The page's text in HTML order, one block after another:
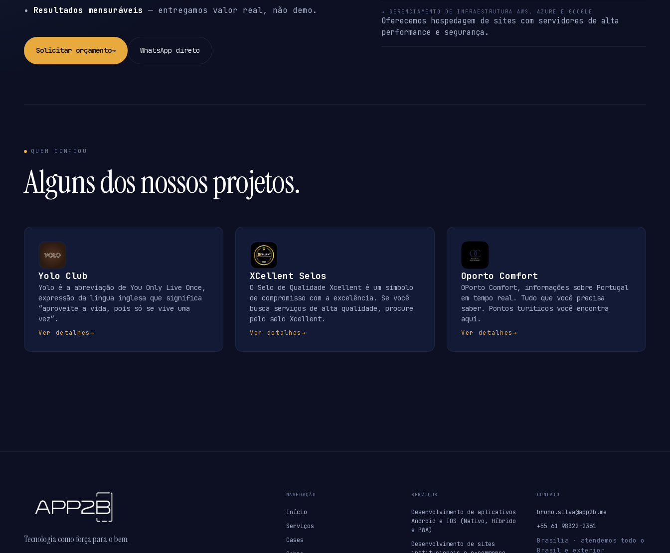
Resultados mensuráveis — entregamos valor real, não demo.
Solicitar orçamento→ WhatsApp direto
→ GERENCIAMENTO DE INFRAESTRUTURA AWS, AZURE E GOOGLE
Oferecemos hospedagem de sites com servidores de alta
performance e segurança.
QUEM CONFIOU
Alguns dos nossos projetos.
Yolo Club
Yolo é a abreviação de You Only Live Once,
expressão da língua inglesa que significa
“aproveite a vida, pois só se vive uma
vez”.
Ver detalhes→
XCellent Selos
O Selo de Qualidade Xcellent é um símbolo
de compromisso com a excelência. Se você
busca serviços de alta qualidade, procure
pelo selo Xcellent.
Ver detalhes→
Oporto Comfort
OPorto Comfort, informações sobre Portugal
em tempo real. Tudo que você precisa
saber. Pontos turiticos você encontra
aqui.
Ver detalhes→
Tecnologia como força para o bem.
NAVEGAÇÃO
Início
Serviços
Cases
SERVIÇOS
Desenvolvimento de aplicativos
Android e IOS (Nativo, Híbrido
e PWA)
Desenvolvimento de sites
CONTATO
bruno.silva@app2b.me
+55 61 98322-2361
Brasília · atendemos todo o
Brasil e exterior